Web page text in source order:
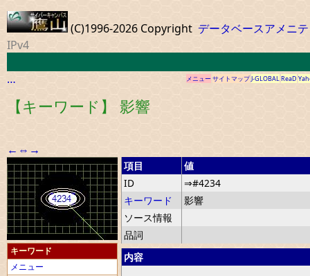
(C)1996-2026 Copyright データベースアメニ
IPv4
… メニューサイトマップJ-GLOBALReaD
【キーワード】 影響
← ⇔ →
キーワード
メニュー
項目
値
ID
⇒#4234
キーワード
影響
ソース情報
品詞
内容